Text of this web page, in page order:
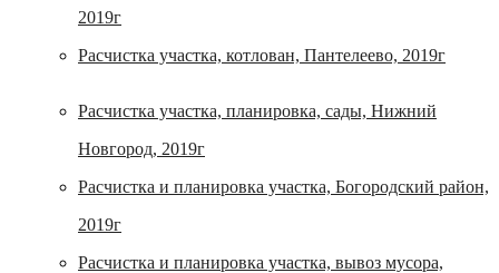
2019г
Расчистка участка, котлован, Пантелеево, 2019г
Расчистка участка, планировка, сады, Нижний
Новгород, 2019г
Расчистка и планировка участка, Богородский район,
2019г
Расчистка и планировка участка, вывоз мусора,